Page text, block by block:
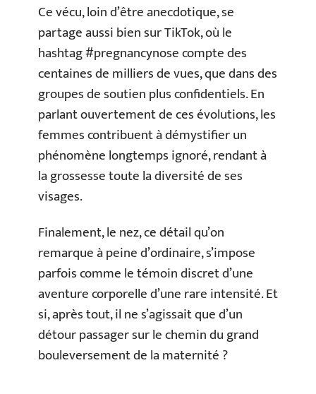
Ce vécu, loin d’être anecdotique, se
partage aussi bien sur TikTok, où le
hashtag #pregnancynose compte des
centaines de milliers de vues, que dans des
groupes de soutien plus confidentiels. En
parlant ouvertement de ces évolutions, les
femmes contribuent à démystifier un
phénomène longtemps ignoré, rendant à
la grossesse toute la diversité de ses
visages.
Finalement, le nez, ce détail qu’on
remarque à peine d’ordinaire, s’impose
parfois comme le témoin discret d’une
aventure corporelle d’une rare intensité. Et
si, après tout, il ne s’agissait que d’un
détour passager sur le chemin du grand
bouleversement de la maternité ?